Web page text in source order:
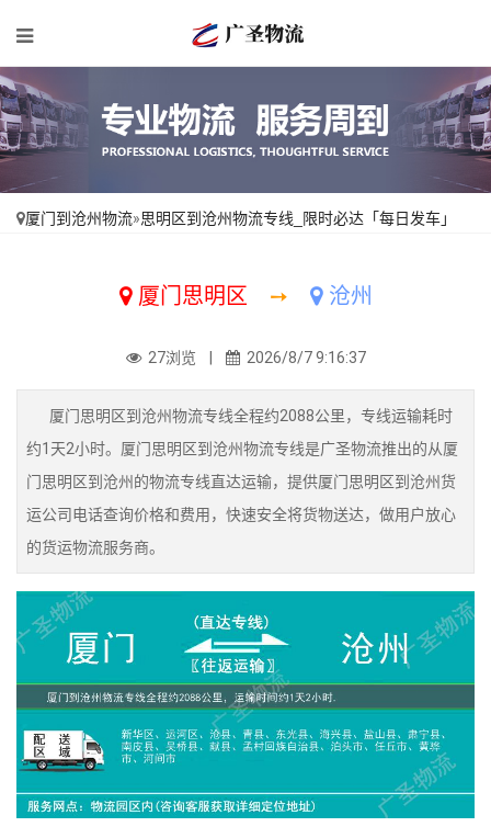
厦门到沧州物流»思明区到沧州物流专线_限时必达「每日发车」
厦门思明区 ➙ 沧州
27浏览 | 2026/8/7 9:16:37
厦门思明区到沧州物流专线全程约2088公里，专线运输耗时
约1天2小时。厦门思明区到沧州物流专线是广圣物流推出的从厦
门思明区到沧州的物流专线直达运输，提供厦门思明区到沧州货
运公司电话查询价格和费用，快速安全将货物送达，做用户放心
的货运物流服务商。